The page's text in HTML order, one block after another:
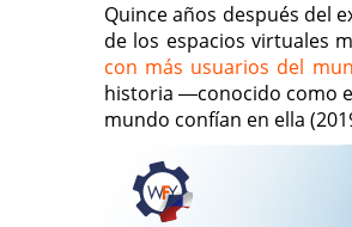
Quince años después del
de los espacios virtuales
con más usuarios del
historia ―conocido como
mundo confían en ella